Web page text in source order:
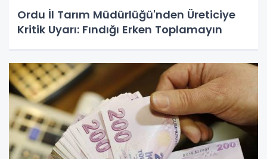
Ordu İl Tarım Müdürlüğü'nden Üreticiye
Kritik Uyarı: Fındığı Erken Toplamayın